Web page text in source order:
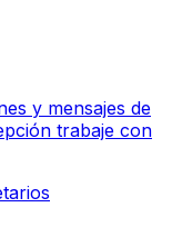
y mensajes de
trabaje con